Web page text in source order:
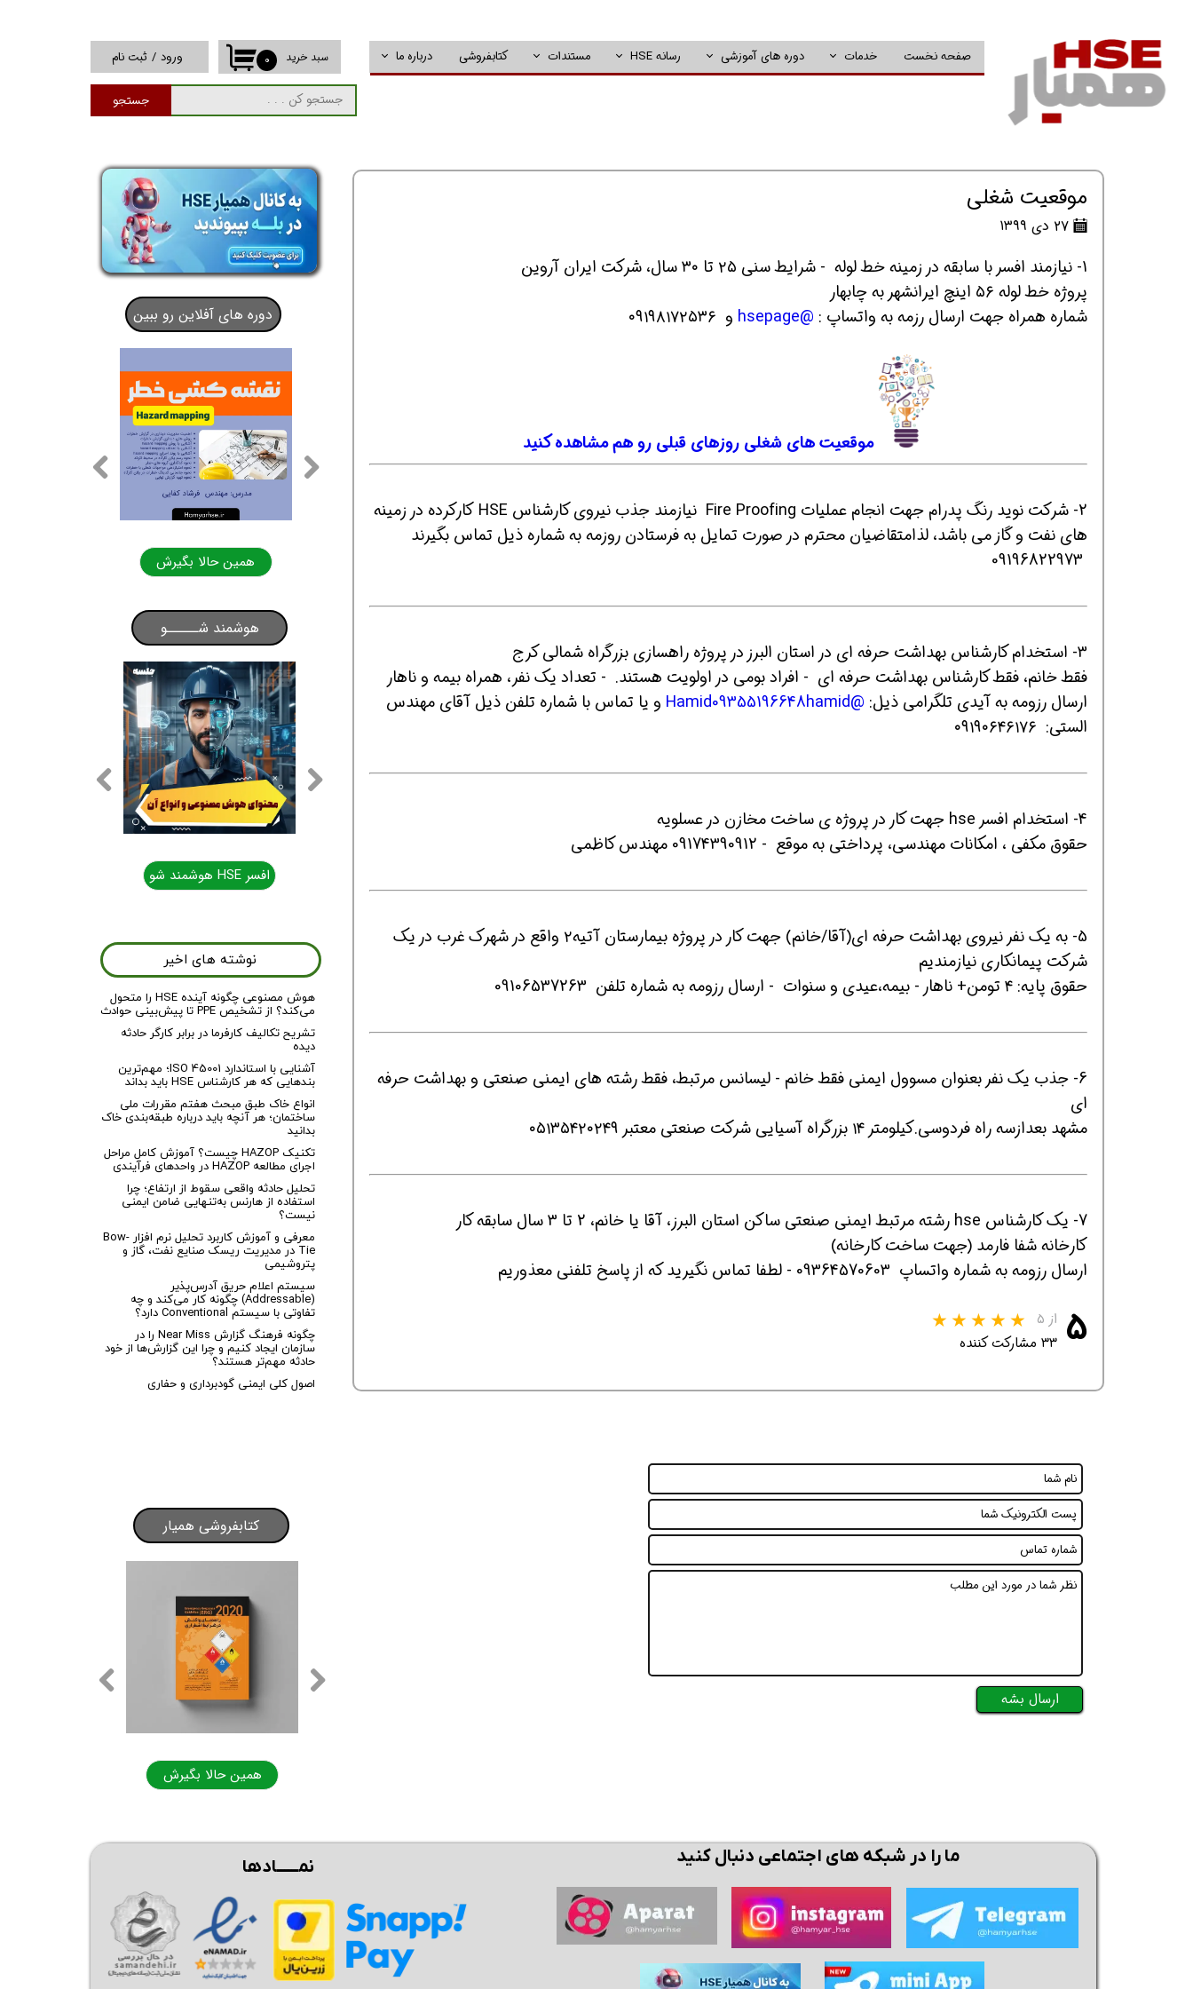
صفحه نخست خدمات دوره های آموزشی رسانه HSE
پادکست Safety Cast
مستندات کتابفروشی درباره ما
جستجو
۰ سبد خرید ورود / ثبت نام
حساب کاربری من
تغییر گذر واژه
خروج از حساب
کاربری
موقعیت شغلی
۲۷ دی ۱۳۹۹
1- نيازمند افسر با سابقه در زمينه خط لوله - شرايط سني ٢٥ تا ٣٠ سال، شركت ايران آروين
پروژه خط لوله ٥٦ اينچ ايرانشهر به چابهار
شماره همراه جهت ارسال رزمه به واتساپ : @hsepage و ٠٩١٩٨١٧٢٥٣٦
موقعیت های شغلی روزهای قبلی رو هم مشاهده کنید
2- شرکت نوید رنگ پدرام جهت انجام عملیات Fire Proofing نیازمند جذب نیروی کارشناس HSE کارکرده در زمینه
های نفت و گاز می باشد، لذامتقاضیان محترم در صورت تمایل به فرستادن روزمه به شماره ذیل تماس بگیرند
3- استخدام کارشناس بهداشت حرفه ای در استان البرز در پروژه راهسازی بزرگراه شمالی کرج
فقط خانم، فقط کارشناس بهداشت حرفه ای - افراد بومی در اولویت هستند. - تعداد یک نفر، همراه بیمه و ناهار
ارسال رزومه به آیدی تلگرامی ذیل: @Hamid09355196648hamid
و یا تماس با شماره تلفن ذیل آقای مهندس
الستی: ۰۹۱۹۰۶۴۶۱۷۶
4- استخدام افسر hse جهت کار در پروژه ی ساخت مخازن در عسلویه
حقوق مکفی ، امکانات مهندسی، پرداختی به موقع - 09174390912 مهندس کاظمی
5- به یک نفر نیروی بهداشت حرفه ای(آقا/خانم) جهت کار در پروژه بیمارستان آتیه۲ واقع در شهرک غرب در یک
شرکت پیمانکاری نیازمندیم
حقوق پایه: ۴ تومن+ ناهار - بیمه،عیدی و سنوات - ارسال رزومه به شماره تلفن 09106537263
6- جذب یک نفر بعنوان مسوول ایمنی فقط خانم - لیسانس مرتبط، فقط رشته های ایمنی صنعتی و بهداشت حرفه
ای
مشهد بعدازسه راه فردوسی.کیلومتر ۱۴ بزرگراه آسیایی شرکت صنعتی معتبر ۰۵۱۳۵۴۲۰۲۴۹
7- یک کارشناس hse رشته مرتبط ایمنی صنعتی ساکن استان البرز، آقا یا خانم، 2 تا 3 سال سابقه کار
کارخانه شفا فارمد (جهت ساخت کارخانه)
ارسال رزومه به شماره واتساپ 09364570603 - لطفا تماس نگیرید که از پاسخ تلفنی معذوریم
۵ از ۵
۳۳ مشارکت کننده
هوش مصنوعی چگونه آینده HSE را متحول
می‌کند؟ از تشخیص PPE تا پیش‌بینی حوادث
تشریح تکالیف کارفرما در برابر کارگر حادثه
دیده
آشنایی با استاندارد ISO 45001؛ مهم‌ترین
بندهایی که هر کارشناس HSE باید بداند
انواع خاک طبق مبحث هفتم مقررات ملی
ساختمان؛ هر آنچه باید درباره طبقه‌بندی خاک
بدانید
تکنیک HAZOP چیست؟ آموزش کامل مراحل
اجرای مطالعه HAZOP در واحدهای فرآیندی
تحلیل حادثه واقعی سقوط از ارتفاع؛ چرا
استفاده از هارنس به‌تنهایی ضامن ایمنی
نیست؟
معرفی و آموزش کاربرد تحلیل نرم افزار Bow-
Tie در مدیریت ریسک صنایع نفت، گاز و
پتروشیمی
سیستم اعلام حریق آدرس‌پذیر
(Addressable) چگونه کار می‌کند و چه
تفاوتی با سیستم Conventional دارد؟
چگونه فرهنگ گزارش Near Miss را در
سازمان ایجاد کنیم و چرا این گزارش‌ها از خود
حادثه مهم‌تر هستند؟
اصول کلی ایمنی گودبرداری و حفاری
نوشته های اخیر
ارسال بشه
همین حالا بگیرش همین حالا بگیرش
دوره های آفلاین رو ببین
کتابفروشی همیار
همین حالا بگیرش
هوشمند شـــــو
افسر HSE هوشمند شو
ما را در شبکه های اجتماعی دنبال کنید نمــــــادها